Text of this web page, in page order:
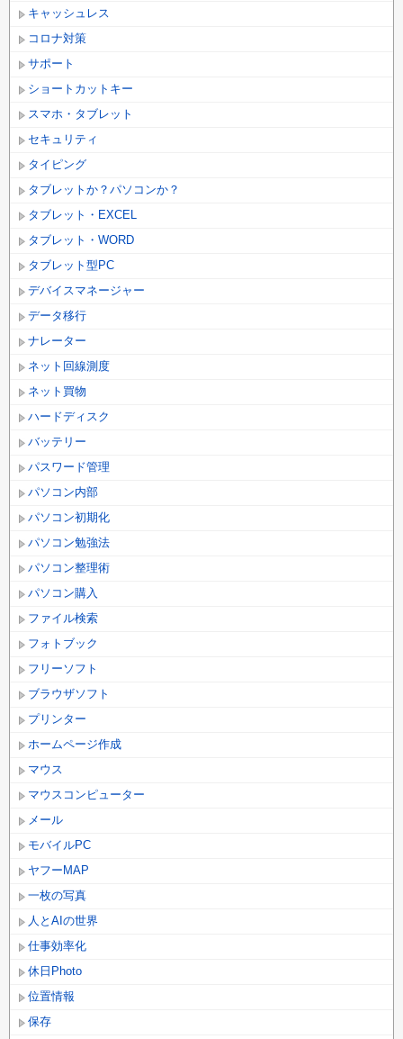
キャッシュレス
コロナ対策
サポート
ショートカットキー
スマホ・タブレット
セキュリティ
タイピング
タブレットか？パソコンか？
タブレット・EXCEL
タブレット・WORD
タブレット型PC
デバイスマネージャー
データ移行
ナレーター
ネット回線測度
ネット買物
ハードディスク
バッテリー
パスワード管理
パソコン内部
パソコン初期化
パソコン勉強法
パソコン整理術
パソコン購入
ファイル検索
フォトブック
フリーソフト
ブラウザソフト
プリンター
ホームページ作成
マウス
マウスコンピューター
メール
モバイルPC
ヤフーMAP
一枚の写真
人とAIの世界
仕事効率化
休日Photo
位置情報
保存